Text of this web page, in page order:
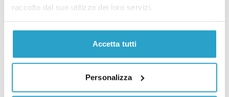
raccolto dal suo utilizzo dei loro servizi.
Accetta tutti
Personalizza
16 milioni di contribuenti avranno una busta paga più alta grazie a
Le gare pubbliche di Radio Radicale:
chi ha ragione tra Bonino e Crimi
diREDAZIONE
Le gare pubbliche di Radio Radicale: chi ha ragione tra Bonino e Crimi